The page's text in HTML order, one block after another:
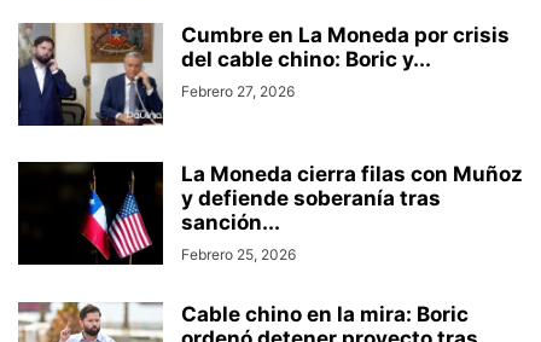
Cumbre en La Moneda por crisis
del cable chino: Boric y...
Febrero 27, 2026
La Moneda cierra filas con Muñoz
y defiende soberanía tras
sanción...
Febrero 25, 2026
Cable chino en la mira: Boric